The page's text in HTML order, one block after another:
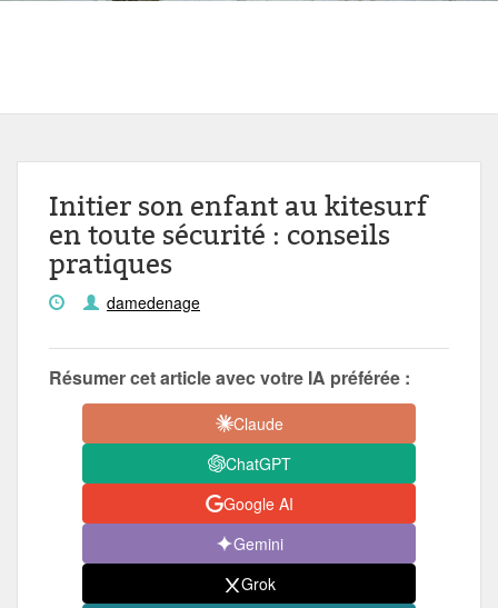
Initier son enfant au kitesurf
en toute sécurité : conseils
pratiques
damedenage
Résumer cet article avec votre IA préférée :
Claude
ChatGPT
Google AI
Gemini
Grok